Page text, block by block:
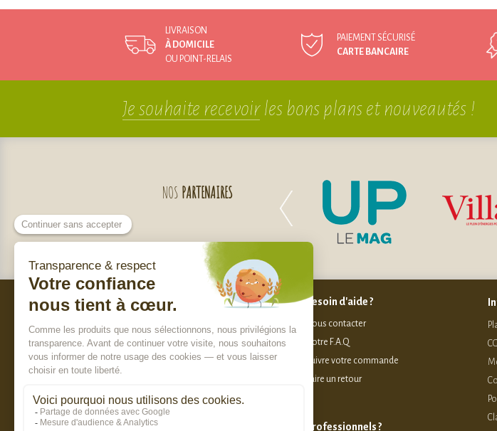
LIVRAISON
À DOMICILE
OU POINT-RELAIS
PAIEMENT SÉCURISÉ
CARTE BANCAIRE
Je souhaite recevoirles bons plans et nouveautés !
NOS PARTENAIRES
Nos engagements
Qui sommes-nous ?
Charte de sélection des produits
Nos labels
Besoin d'aide ?
Nous contacter
Notre F.A.Q
Suivre votre commande
Faire un retour
Professionnels ?